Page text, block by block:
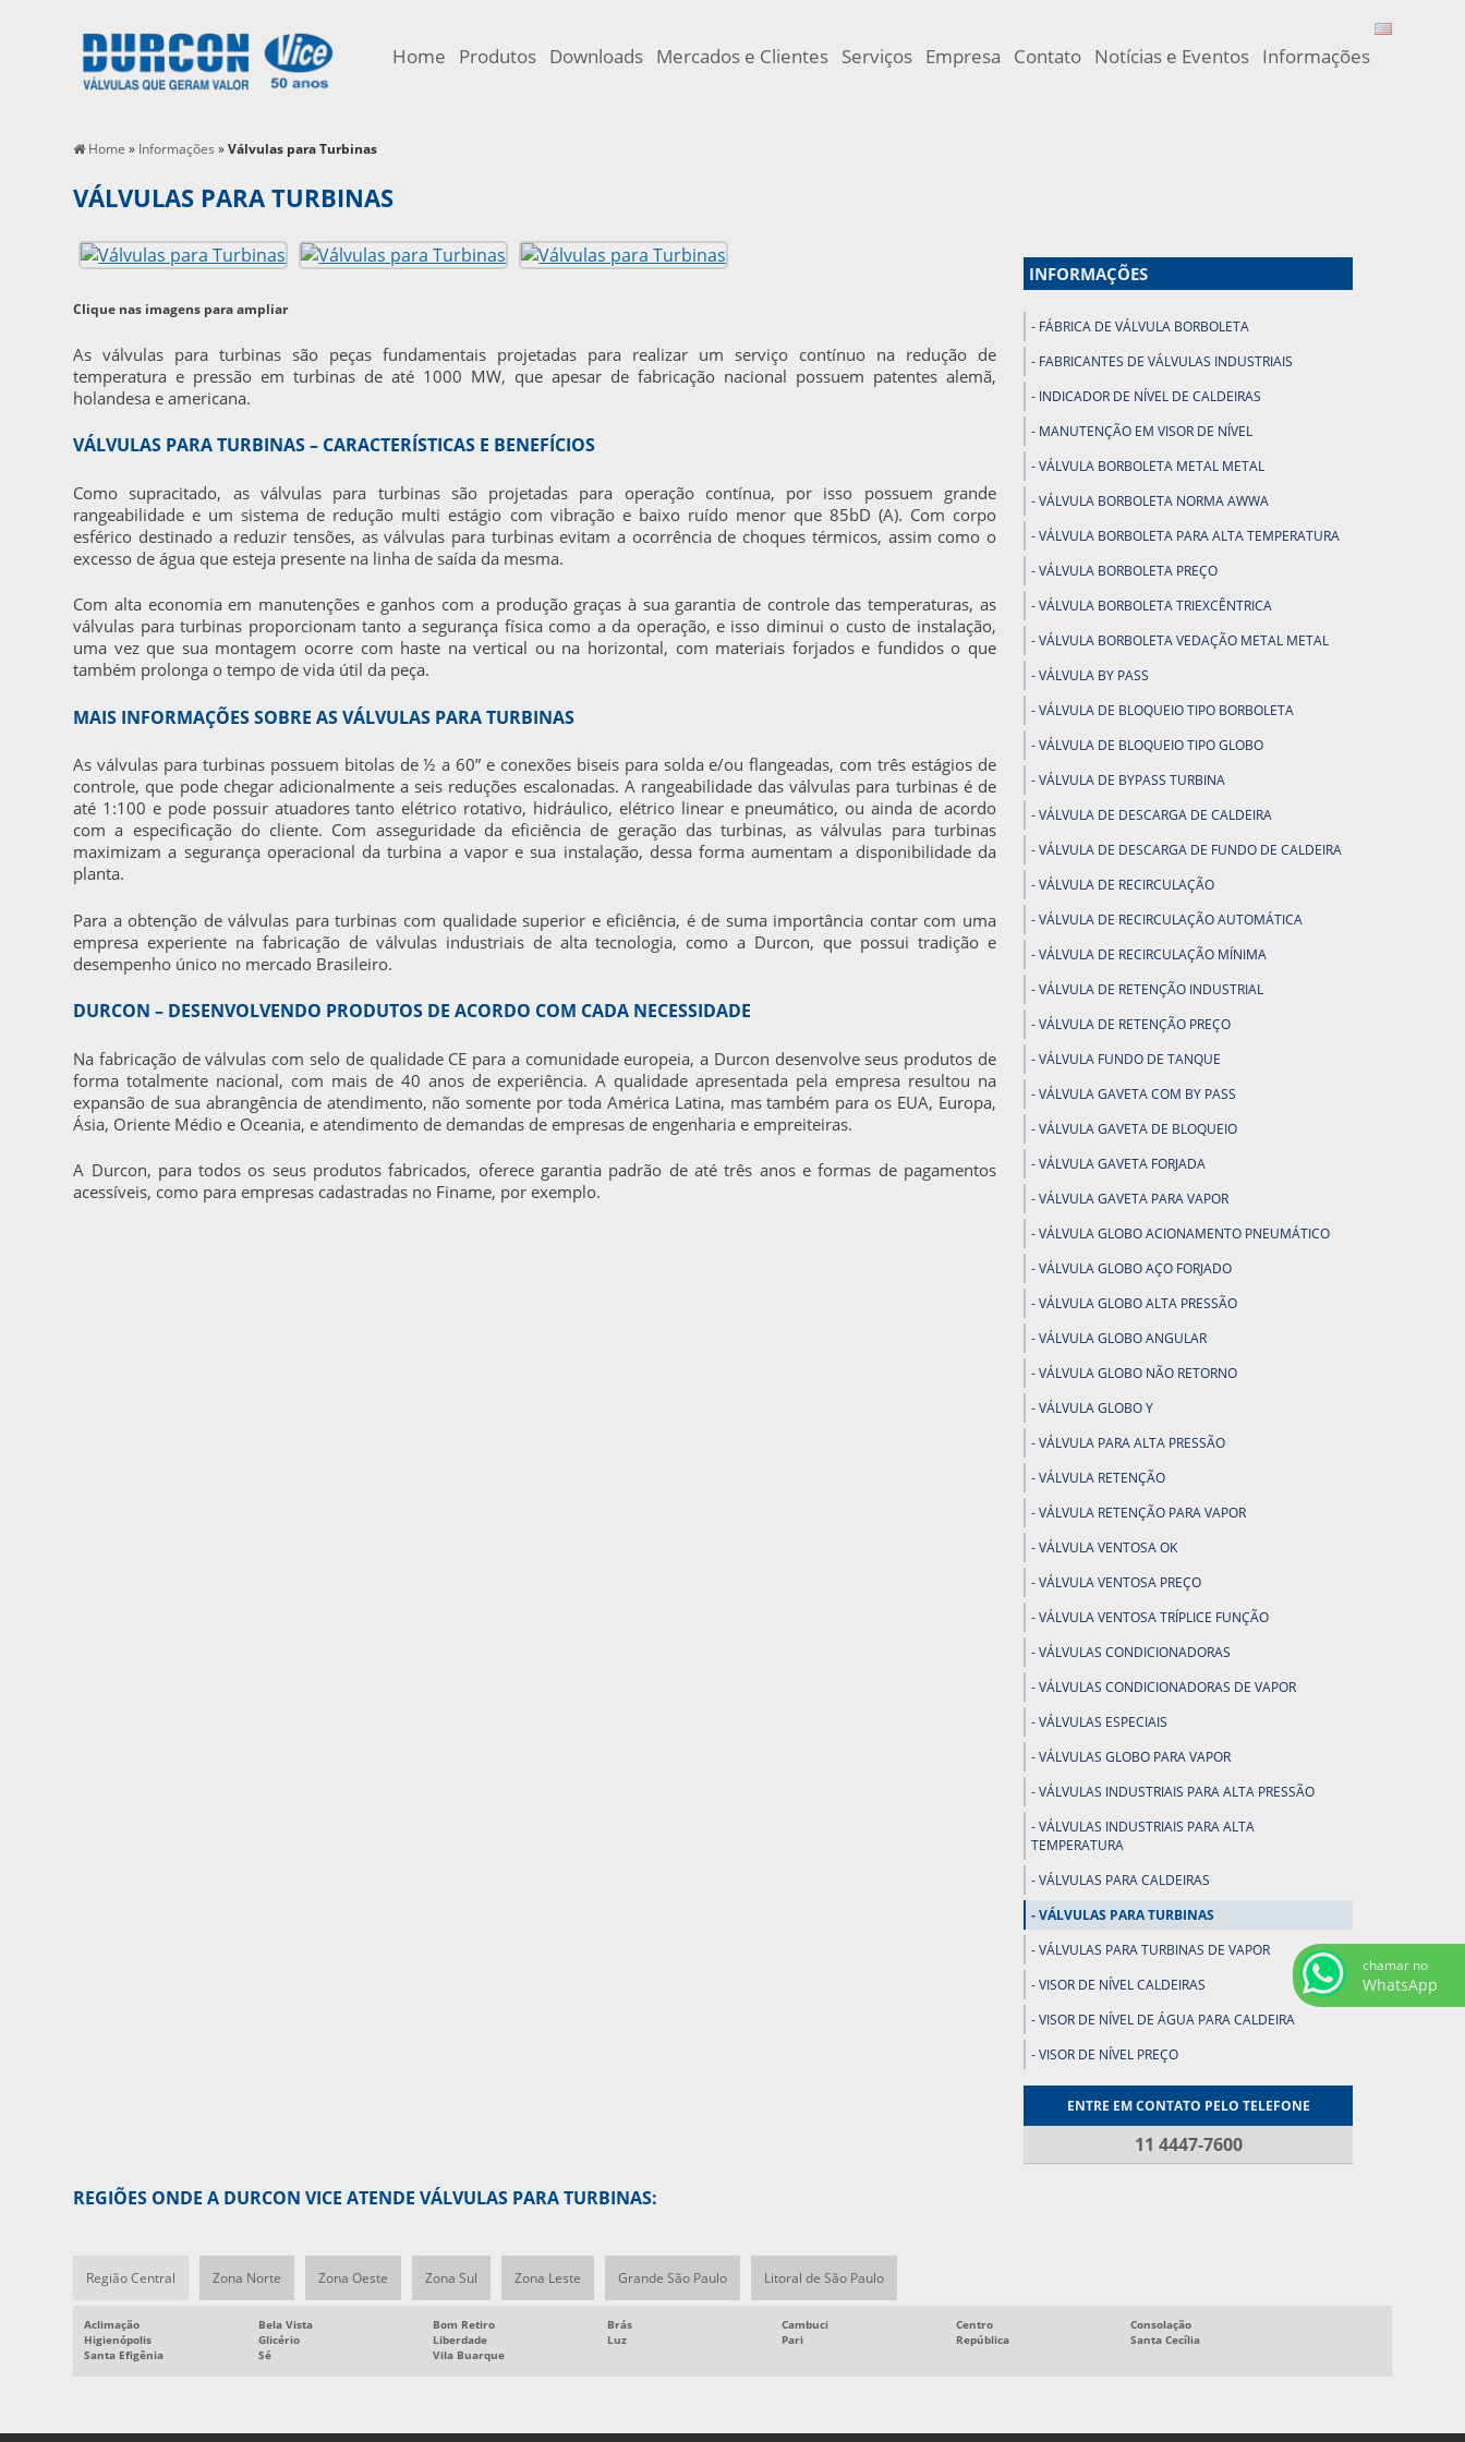
Home Produtos Downloads Mercados e Clientes Serviços Empresa Contato Notícias e Eventos Informações
Home » Informações»Válvulas para Turbinas
VÁLVULAS PARA TURBINAS
Clique nas imagens para ampliar
Asválvulas para turbinas são peças fundamentais projetadas para realizar um serviço contínuo na redução de
temperatura e pressão em turbinas de até 1000 MW, que apesar de fabricação nacional possuem patentes alemã,
holandesa e americana.
VÁLVULAS PARA TURBINAS – CARACTERÍSTICAS E BENEFÍCIOS
Como supracitado, as válvulas para turbinassão projetadas para operação contínua, por isso possuem grande
rangeabilidade e um sistema de redução multi estágio com vibração e baixo ruído menor que 85bD (A). Com corpo
esférico destinado a reduzir tensões, asválvulas para turbinasevitam a ocorrência de choques térmicos, assim como o
excesso de água que esteja presente na linha de saída da mesma.
Com alta economia em manutenções e ganhos com a produção graças à sua garantia de controle das temperaturas, as
válvulas para turbinas proporcionam tanto a segurança física como a da operação, e isso diminui o custo de instalação,
uma vez que sua montagem ocorre com haste na vertical ou na horizontal, com materiais forjados e fundidos o que
também prolonga o tempo de vida útil da peça.
MAIS INFORMAÇÕES SOBRE AS VÁLVULAS PARA TURBINAS
Asválvulas para turbinaspossuem bitolas de ½ a 60” e conexões biseis para solda e/ou flangeadas, com três estágios de
controle, que pode chegar adicionalmente a seis reduções escalonadas. A rangeabilidade dasválvulas para turbinasé de
até 1:100 e pode possuir atuadores tanto elétrico rotativo, hidráulico, elétrico linear e pneumático, ou ainda de acordo
com a especificação do cliente. Com asseguridade da eficiência de geração das turbinas, asválvulas para turbinas
maximizam a segurança operacional da turbina a vapor e sua instalação, dessa forma aumentam a disponibilidade da
planta.
Para a obtenção deválvulas para turbinas com qualidade superior e eficiência, é de suma importância contar com uma
empresa experiente na fabricação de válvulas industriais de alta tecnologia, como a Durcon, que possui tradição e
desempenho único no mercado Brasileiro.
DURCON – DESENVOLVENDO PRODUTOS DE ACORDO COM CADA NECESSIDADE
Na fabricação de válvulas com selo de qualidade CE para a comunidade europeia, a Durcon desenvolve seus produtos de
forma totalmente nacional, com mais de 40 anos de experiência. A qualidade apresentada pela empresa resultou na
expansão de sua abrangência de atendimento, não somente por toda América Latina, mas também para os EUA, Europa,
Ásia, Oriente Médio e Oceania, e atendimento de demandas de empresas de engenharia e empreiteiras.
A Durcon, para todos os seus produtos fabricados, oferece garantia padrão de até três anos e formas de pagamentos
acessíveis, como para empresas cadastradas no Finame, por exemplo.
INFORMAÇÕES
FÁBRICA DE VÁLVULA BORBOLETA
FABRICANTES DE VÁLVULAS INDUSTRIAIS
INDICADOR DE NÍVEL DE CALDEIRAS
MANUTENÇÃO EM VISOR DE NÍVEL
VÁLVULA BORBOLETA METAL METAL
VÁLVULA BORBOLETA NORMA AWWA
VÁLVULA BORBOLETA PARA ALTA TEMPERATURA
VÁLVULA BORBOLETA PREÇO
VÁLVULA BORBOLETA TRIEXCÊNTRICA
VÁLVULA BORBOLETA VEDAÇÃO METAL METAL
VÁLVULA BY PASS
VÁLVULA DE BLOQUEIO TIPO BORBOLETA
VÁLVULA DE BLOQUEIO TIPO GLOBO
VÁLVULA DE BYPASS TURBINA
VÁLVULA DE DESCARGA DE CALDEIRA
VÁLVULA DE DESCARGA DE FUNDO DE CALDEIRA
VÁLVULA DE RECIRCULAÇÃO
VÁLVULA DE RECIRCULAÇÃO AUTOMÁTICA
VÁLVULA DE RECIRCULAÇÃO MÍNIMA
VÁLVULA DE RETENÇÃO INDUSTRIAL
VÁLVULA DE RETENÇÃO PREÇO
VÁLVULA FUNDO DE TANQUE
VÁLVULA GAVETA COM BY PASS
VÁLVULA GAVETA DE BLOQUEIO
VÁLVULA GAVETA FORJADA
VÁLVULA GAVETA PARA VAPOR
VÁLVULA GLOBO ACIONAMENTO PNEUMÁTICO
VÁLVULA GLOBO AÇO FORJADO
VÁLVULA GLOBO ALTA PRESSÃO
VÁLVULA GLOBO ANGULAR
VÁLVULA GLOBO NÃO RETORNO
VÁLVULA GLOBO Y
VÁLVULA PARA ALTA PRESSÃO
VÁLVULA RETENÇÃO
VÁLVULA RETENÇÃO PARA VAPOR
VÁLVULA VENTOSA OK
VÁLVULA VENTOSA PREÇO
VÁLVULA VENTOSA TRÍPLICE FUNÇÃO
VÁLVULAS CONDICIONADORAS
VÁLVULAS CONDICIONADORAS DE VAPOR
VÁLVULAS ESPECIAIS
VÁLVULAS GLOBO PARA VAPOR
VÁLVULAS INDUSTRIAIS PARA ALTA PRESSÃO
VÁLVULAS INDUSTRIAIS PARA ALTA
TEMPERATURA
VÁLVULAS PARA CALDEIRAS
VÁLVULAS PARA TURBINAS
VÁLVULAS PARA TURBINAS DE VAPOR
VISOR DE NÍVEL CALDEIRAS
VISOR DE NÍVEL DE ÁGUA PARA CALDEIRA
VISOR DE NÍVEL PREÇO
ENTRE EM CONTATO PELO TELEFONE
11 4447-7600
REGIÕES ONDE A DURCON VICE ATENDE VÁLVULAS PARA TURBINAS:
Região Central Zona Norte Zona Oeste Zona Sul Zona Leste Grande São Paulo Litoral de São Paulo
Aclimação Bela Vista Bom Retiro Brás Cambuci Centro
Consolação
Higienópolis
Glicério Liberdade Luz Pari República
Santa Cecília
Santa Efigênia
Sé Vila Buarque
chamar no
WhatsApp